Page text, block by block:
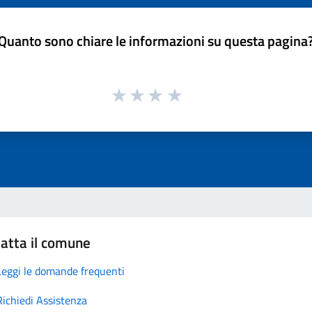
sono chiare le informazioni su questa
il comune
le domande frequenti
Assistenza